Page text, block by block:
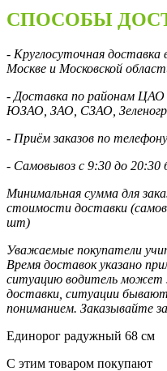
СПОСОБЫ
- Круглосуточная доставка
Москве и Московской
- Доставка по районам
ЮЗАО, ЗАО, СЗАО,
- Приём заказов по
- Самовывоз с 9:30 до 20:30
Минимальная сумма для
стоимости доставки
шт)
Уважаемые покупатели
Время доставок указано
ситуацию водитель может
доставки, ситуации
пониманием. Заказывайте
Единорог радужный 68 см
С этим товаром покупают